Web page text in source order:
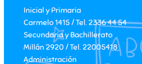
Inicial y Primaria
Carmelo 1415 / Tel. 2336 44 54
Secundaria y Bachillerato
Millán 2920 / Tel. 22005418
Administración